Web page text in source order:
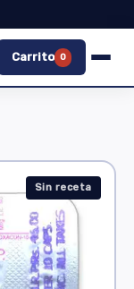
Carrito 0
Sin receta